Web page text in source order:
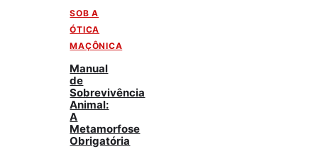
SOB A
ÓTICA
MAÇÔNICA
Manual
de
Sobrevivência
Animal:
A
Metamorfose
Obrigatória